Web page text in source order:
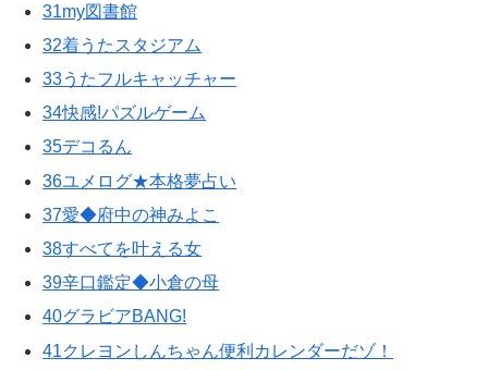
31my図書館
32着うたスタジアム
33うたフルキャッチャー
34快感!パズルゲーム
35デコるん
36ユメログ★本格夢占い
37愛◆府中の神みよこ
38すべてを叶える女
39辛口鑑定◆小倉の母
40グラビアBANG!
41クレヨンしんちゃん便利カレンダーだゾ！